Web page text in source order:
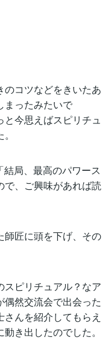
のコツなどをきいたあ
まったみたいで
と今思えばスピリチュ
局、最高のパワース
で、ご興味があれば読
師匠に頭を下げ、その
スピリチュアル？なア
偶然交流会で出会った
んを紹介してもらえ
き出したのでした。